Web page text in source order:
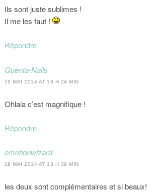
Ils sont juste sublimes !
Il me les faut !
Répondre
Quenta-Nails
19 MAI 2014 AT 13 H 24 MIN
Ohlala c’est magnifique !
Répondre
emotionwizard
19 MAI 2014 AT 13 H 39 MIN
les deux sont complémentaires et si beaux!